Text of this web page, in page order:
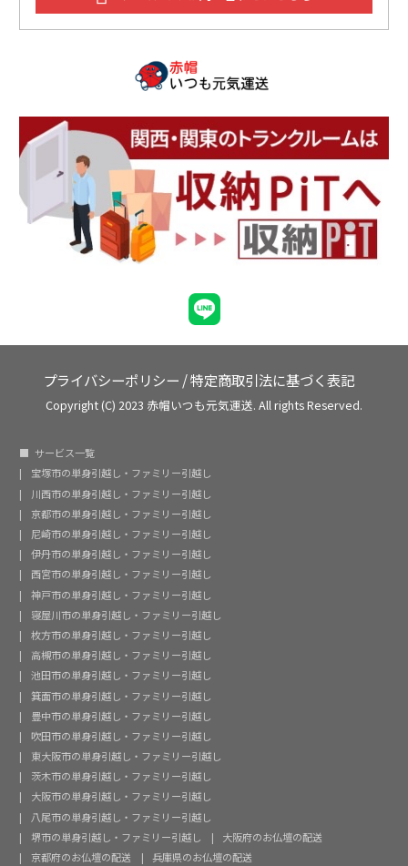
プライバシーポリシー /特定商取引法に基づく表記
Copyright (C) 2023 赤帽いつも元気運送. All rights Reserved.
サービス一覧
宝塚市の単身引越し・ファミリー引越し
川西市の単身引越し・ファミリー引越し
京都市の単身引越し・ファミリー引越し
尼崎市の単身引越し・ファミリー引越し
伊丹市の単身引越し・ファミリー引越し
西宮市の単身引越し・ファミリー引越し
神戸市の単身引越し・ファミリー引越し
寝屋川市の単身引越し・ファミリー引越し
枚方市の単身引越し・ファミリー引越し
高槻市の単身引越し・ファミリー引越し
池田市の単身引越し・ファミリー引越し
箕面市の単身引越し・ファミリー引越し
豊中市の単身引越し・ファミリー引越し
吹田市の単身引越し・ファミリー引越し
東大阪市の単身引越し・ファミリー引越し
茨木市の単身引越し・ファミリー引越し
大阪市の単身引越し・ファミリー引越し
八尾市の単身引越し・ファミリー引越し
堺市の単身引越し・ファミリー引越し
大阪府のお仏壇の配送
京都府のお仏壇の配送
兵庫県のお仏壇の配送